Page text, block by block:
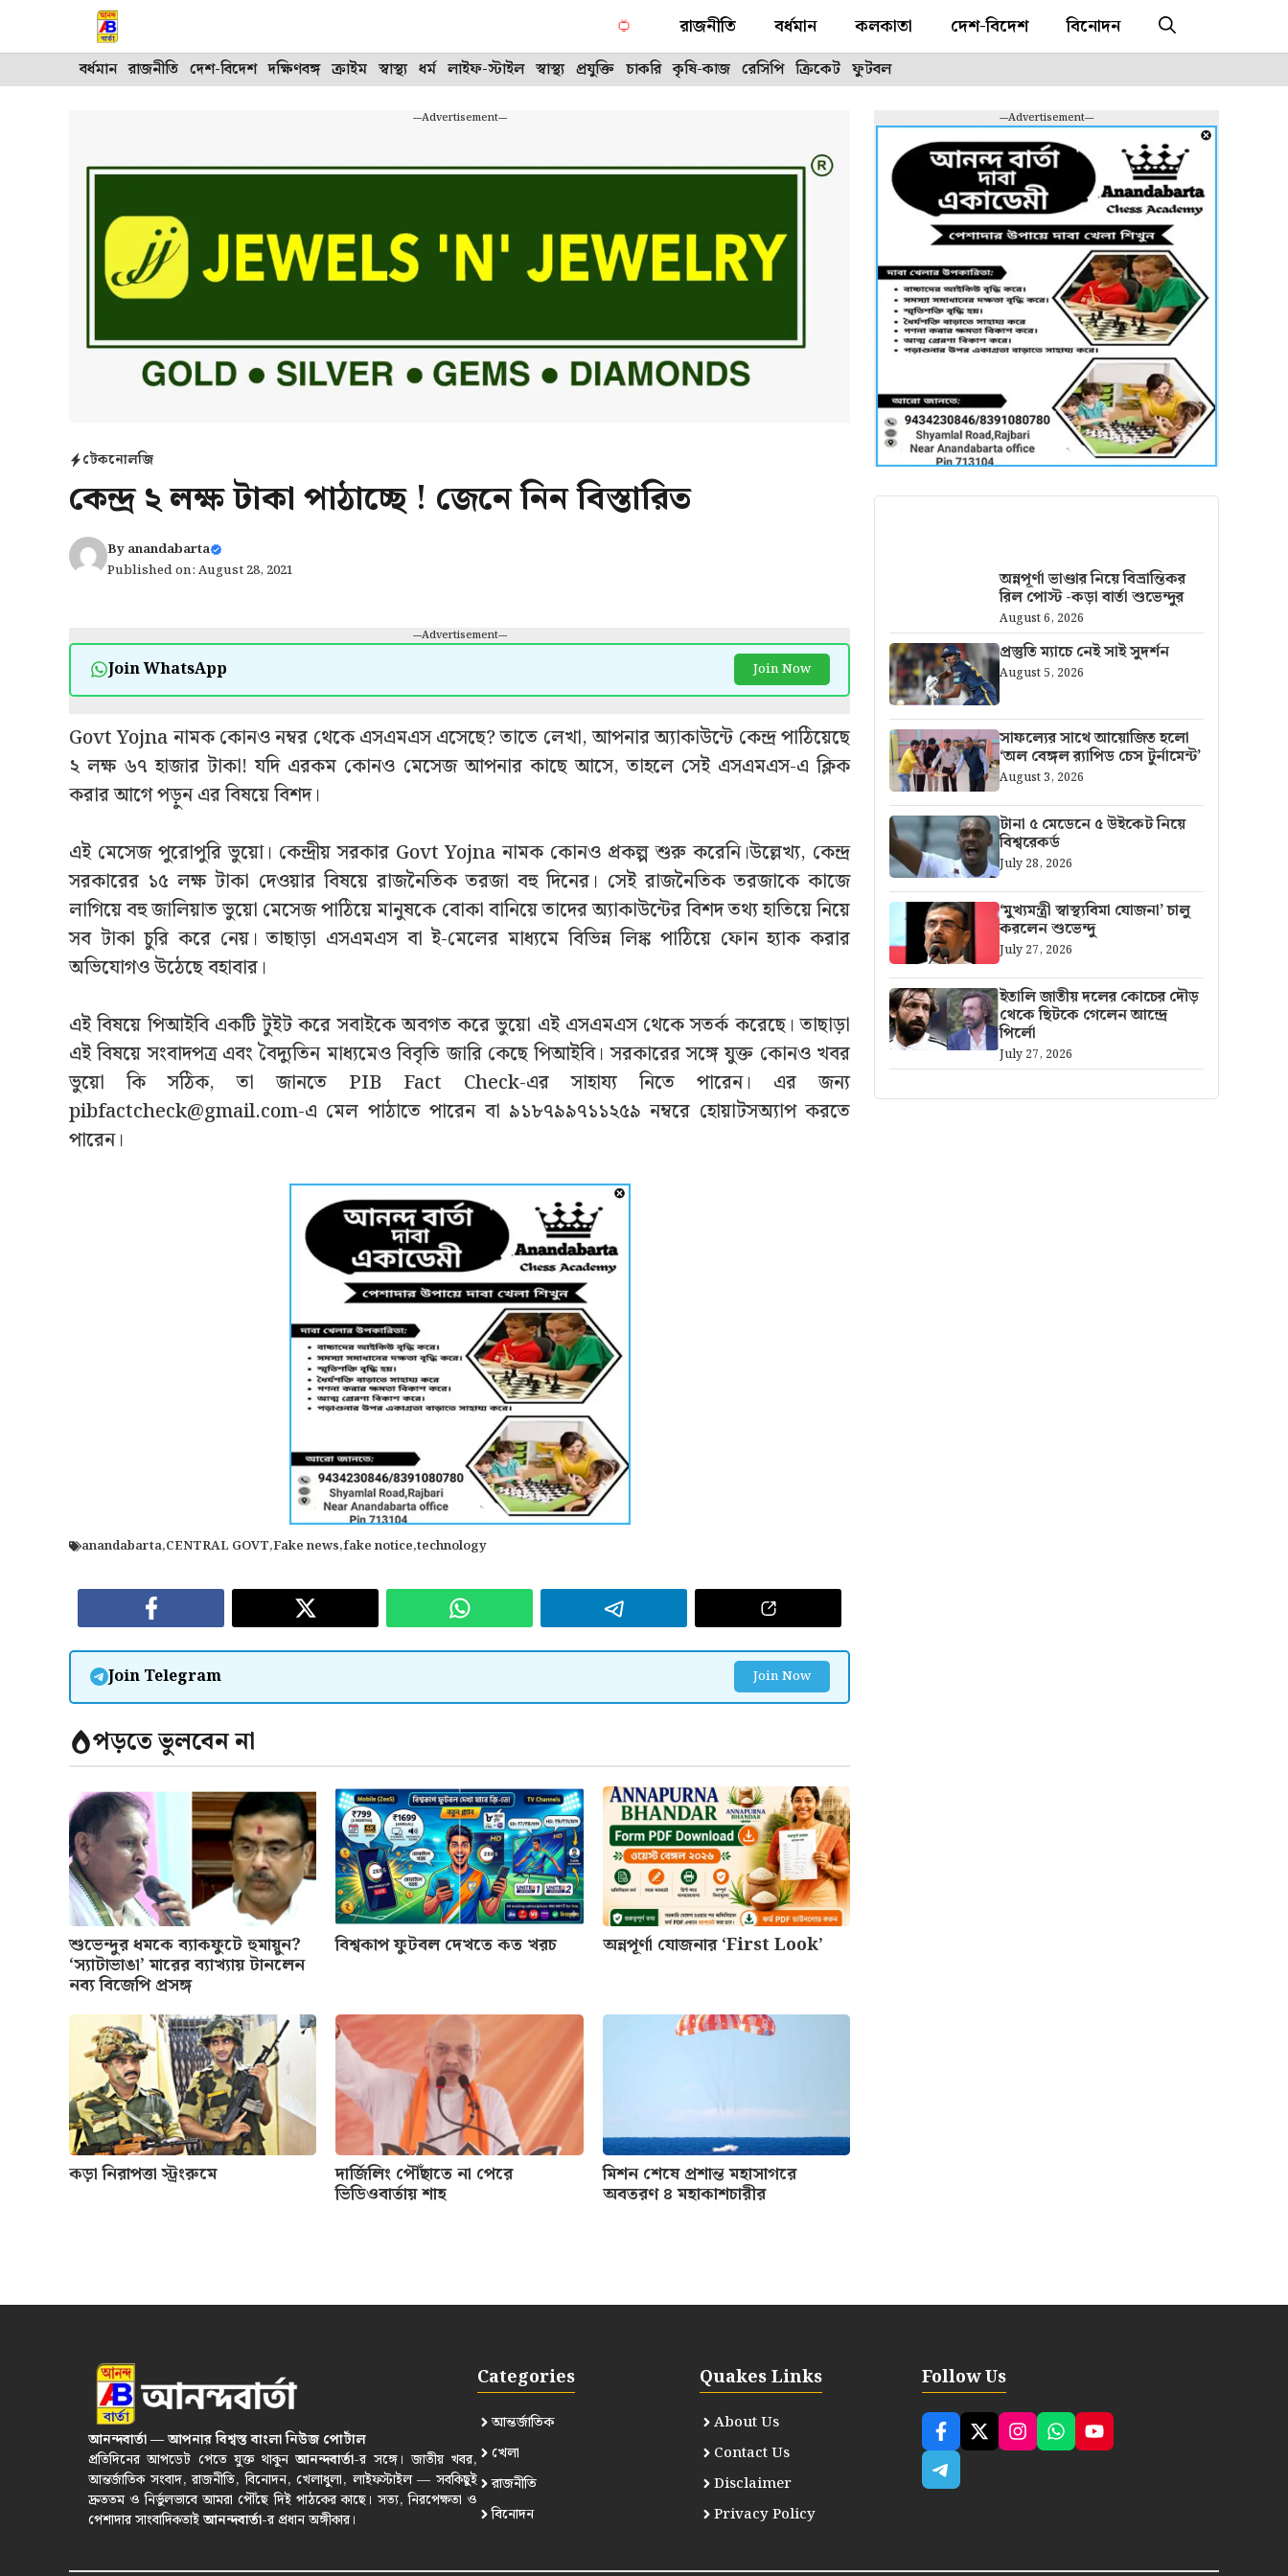
রাজনীতি বর্ধমান কলকাতা দেশ-বিদেশ বিনোদন
বর্ধমান রাজনীতি দেশ-বিদেশ দক্ষিণবঙ্গ ক্রাইম স্বাস্থ্য ধর্ম লাইফ-স্টাইল স্বাস্থ্য প্রযুক্তি চাকরি কৃষি-কাজ রেসিপি ক্রিকেট ফুটবল
---Advertisement---
টেকনোলজি
কেন্দ্র ২ লক্ষ টাকা পাঠাচ্ছে ! জেনে নিন বিস্তারিত
Byanandabarta
Published on: August 28, 2021
---Advertisement---
Join WhatsApp Join Now
Govt Yojna নামক কোনও নম্বর থেকে এসএমএস এসেছে? তাতে লেখা, আপনার অ্যাকাউন্টে কেন্দ্র পাঠিয়েছে
২ লক্ষ ৬৭ হাজার টাকা! যদি এরকম কোনও মেসেজ আপনার কাছে আসে, তাহলে সেই এসএমএস-এ ক্লিক
করার আগে পড়ুন এর বিষয়ে বিশদ।
এই মেসেজ পুরোপুরি ভুয়ো। কেন্দ্রীয় সরকার Govt Yojna নামক কোনও প্রকল্প শুরু করেনি।উল্লেখ্য, কেন্দ্র
সরকারের ১৫ লক্ষ টাকা দেওয়ার বিষয়ে রাজনৈতিক তরজা বহু দিনের। সেই রাজনৈতিক তরজাকে কাজে
লাগিয়ে বহু জালিয়াত ভুয়ো মেসেজ পাঠিয়ে মানুষকে বোকা বানিয়ে তাদের অ্যাকাউন্টের বিশদ তথ্য হাতিয়ে নিয়ে
সব টাকা চুরি করে নেয়। তাছাড়া এসএমএস বা ই-মেলের মাধ্যমে বিভিন্ন লিঙ্ক পাঠিয়ে ফোন হ্যাক করার
অভিযোগও উঠেছে বহাবার।
এই বিষয়ে পিআইবি একটি টুইট করে সবাইকে অবগত করে ভুয়ো এই এসএমএস থেকে সতর্ক করেছে। তাছাড়া
এই বিষয়ে সংবাদপত্র এবং বৈদ্যুতিন মাধ্যমেও বিবৃতি জারি কেছে পিআইবি। সরকারের সঙ্গে যুক্ত কোনও খবর
ভুয়ো কি সঠিক, তা জানতে PIB Fact Check-এর সাহায্য নিতে পারেন। এর জন্য
pibfactcheck@gmail.com-এ মেল পাঠাতে পারেন বা ৯১৮৭৯৯৭১১২৫৯ নম্বরে হোয়াটসঅ্যাপ করতে
পারেন।
anandabarta,CENTRAL GOVT,Fake news,fake notice,technology
Join Telegram Join Now
পড়তে ভুলবেন না
শুভেন্দুর ধমকে ব্যাকফুটে হুমায়ুন?
‘স্যাটাভাঙা’ মারের ব্যাখ্যায় টানলেন
নব্য বিজেপি প্রসঙ্গ
বিশ্বকাপ ফুটবল দেখতে কত খরচ অন্নপূর্ণা যোজনার ‘First Look’
কড়া নিরাপত্তা স্ট্রংরুমে দার্জিলিং পৌঁছাতে না পেরে
ভিডিওবার্তায় শাহ
মিশন শেষে প্রশান্ত মহাসাগরে
অবতরণ ৪ মহাকাশচারীর
---Advertisement---
অন্নপূর্ণা ভাণ্ডার নিয়ে বিভ্রান্তিকর
রিল পোস্ট -কড়া বার্তা শুভেন্দুর
August 6, 2026
প্রস্তুতি ম্যাচে নেই সাই সুদর্শন
August 5, 2026
সাফল্যের সাথে আয়োজিত হলো
‘অল বেঙ্গল র‍্যাপিড চেস টুর্নামেন্ট’
August 3, 2026
টানা ৫ মেডেনে ৫ উইকেট নিয়ে
বিশ্বরেকর্ড
July 28, 2026
‘মুখ্যমন্ত্রী স্বাস্থ্যবিমা যোজনা’ চালু
করলেন শুভেন্দু
July 27, 2026
ইতালি জাতীয় দলের কোচের দৌড়
থেকে ছিটকে গেলেন আন্দ্রে
পির্লো
July 27, 2026
আনন্দবার্তা — আপনার বিশ্বস্ত বাংলা নিউজ পোর্টাল
প্রতিদিনের আপডেট পেতে যুক্ত থাকুনআনন্দবার্তা-র সঙ্গে। জাতীয় খবর,
আন্তর্জাতিক সংবাদ, রাজনীতি, বিনোদন, খেলাধুলা, লাইফস্টাইল — সবকিছুই
দ্রুততম ও নির্ভুলভাবে আমরা পৌঁছে দিই পাঠকের কাছে। সত্য, নিরপেক্ষতা ও
পেশাদার সাংবাদিকতাইআনন্দবার্তা-র প্রধান অঙ্গীকার।
Categories
আন্তর্জাতিক
খেলা
রাজনীতি
বিনোদন
Quakes Links
About Us
Contact Us
Disclaimer
Privacy Policy
Follow Us